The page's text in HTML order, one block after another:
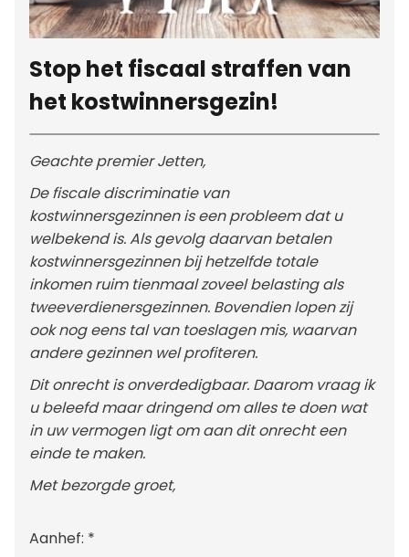
Stop het fiscaal straffen van
het kostwinnersgezin!
Geachte premier Jetten,
De fiscale discriminatie van
kostwinnersgezinnen is een probleem dat u
welbekend is. Als gevolg daarvan betalen
kostwinnersgezinnen bij hetzelfde totale
inkomen ruim tienmaal zoveel belasting als
tweeverdienersgezinnen. Bovendien lopen zij
ook nog eens tal van toeslagen mis, waarvan
andere gezinnen wel profiteren.
Dit onrecht is onverdedigbaar. Daarom vraag ik
u beleefd maar dringend om alles te doen wat
in uw vermogen ligt om aan dit onrecht een
einde te maken.
Met bezorgde groet,
Aanhef: *